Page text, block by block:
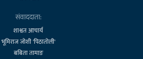
संवाददाता:
शाश्वत आचार्य
भूमिराज जोशी 'पिठातोली'
बबिता तामाङ